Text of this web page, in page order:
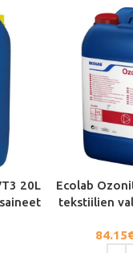
20L
Ecolab
tekstiilien
84.15